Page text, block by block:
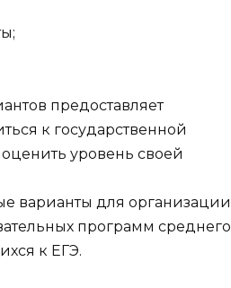
предоставляет
к государственной
уровень своей
варианты для организации
программ среднего
к ЕГЭ.